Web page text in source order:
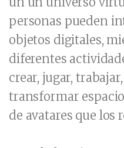
personas pueden
objetos digitales,
diferentes
crear, jugar,
transformar
de avatares que los